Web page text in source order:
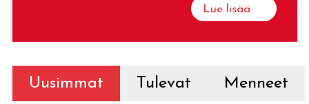
Lue lisää
Uusimmat Tulevat Menneet